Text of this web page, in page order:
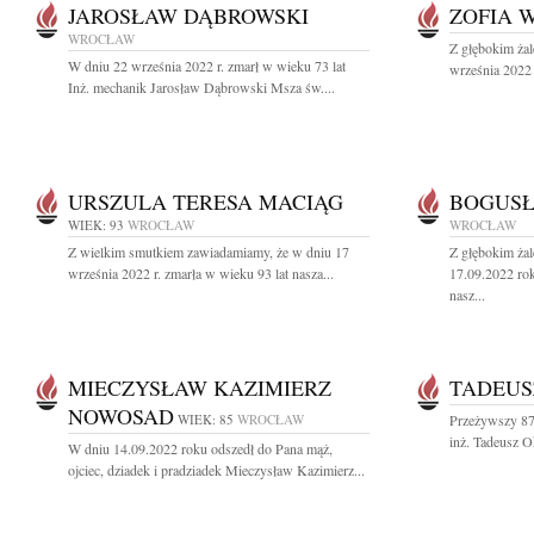
JAROSŁAW DĄBROWSKI
WROCŁAW
W dniu 22 września 2022 r. zmarł w wieku 73 lat
Inż. mechanik Jarosław Dąbrowski Msza św....
ZOFIA
Z głębokim
września 2022
URSZULA TERESA MACIĄG
WIEK: 93 WROCŁAW
Z wielkim smutkiem zawiadamiamy, że w dniu 17
września 2022 r. zmarła w wieku 93 lat nasza...
WROCŁAW
Z głębokim
17.09.2022
nasz...
MIECZYSŁAW KAZIMIERZ
NOWOSAD WIEK: 85 WROCŁAW
W dniu 14.09.2022 roku odszedł do Pana mąż,
ojciec, dziadek i pradziadek Mieczysław Kazimierz...
Przeżywszy
inż. Tadeusz